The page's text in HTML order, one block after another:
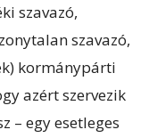
szavazó,
szavazó,
kormánypárti
azért szervezik
– egy esetleges